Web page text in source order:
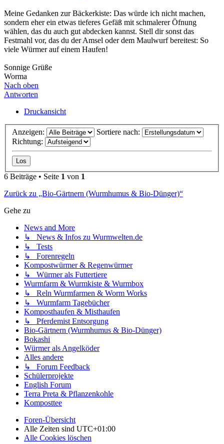
Meine Gedanken zur Bäckerkiste: Das würde ich nicht machen,
sondern eher ein etwas tieferes Gefäß mit schmalerer Öfnung
wählen, das du auch gut abdecken kannst. Stell dir sonst das
Festmahl vor, das du der Amsel oder dem Maulwurf bereitest: So
viele Würmer auf einem Haufen!
Sonnige Grüße
Worma
Nach oben
Antworten
Druckansicht
Anzeigen:
Sortiere nach:
Richtung:
6 Beiträge • Seite 1 von 1
Zurück zu „Bio-Gärtnern (Wurmhumus & Bio-Dünger)“
Gehe zu
News and More
↳ News & Infos zu Wurmwelten.de
↳ Tests
↳ Forenregeln
Kompostwürmer & Regenwürmer
↳ Würmer als Futtertiere
Wurmfarm & Wurmkiste & Wurmbox
↳ Reln Wurmfarmen & Worm Works
↳ Wurmfarm Tagebücher
Komposthaufen & Misthaufen
↳ Pferdemist Entsorgung
Bio-Gärtnern (Wurmhumus & Bio-Dünger)
Bokashi
Würmer als Angelköder
Alles andere
↳ Forum Feedback
Schülerprojekte
English Forum
Terra Preta & Pflanzenkohle
Komposttee
Foren-Übersicht
Alle Zeiten sind UTC+01:00
Alle Cookies löschen